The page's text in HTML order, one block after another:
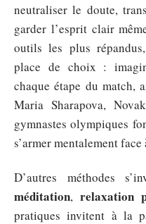
neutraliser le doute,
garder l’esprit clair
outils les plus
place de choix :
chaque étape du match,
Maria Sharapova,
gymnastes olympiques
s’armer mentalement face
D’autres méthodes
méditation, relaxation
pratiques invitent à la